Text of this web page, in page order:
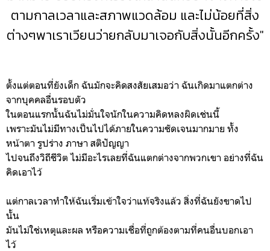
ตามกาลเวลาและสภาพแวดล้อม และไม่น้อยที่สิ่ง
ต่างๆพาเราเวียนว่ายกลับมาเจอกับสิ่งนั้นอีกครั้ง"
ตั้งแต่ตอนที่ยังเด็ก ฉันมักจะคิดสงสัยเสมอว่า ฉันเกิดมาแตกต่าง
จากบุคคลอื่นรอบตัว
ในตอนแรกนั้นฉันไม่มั่นใจนักในความคิดหลงผิดเช่นนี้
เพราะมันไม่มีทางเป็นไปได้ภายในความชัดเจนมากมาย ทั้ง
หน้าตา รูปร่าง ภาษา สติปัญญา
ไปจนถึงวิถีชีวิต ไม่มีอะไรเลยที่ฉันแตกต่างจากพวกเขา อย่างที่ฉัน
คิดเอาไว้
แต่กาลเวลาทำให้ฉันเริ่มเข้าใจว่าแท้จริงแล้ว สิ่งที่ฉันยังขาดไป
นั้น
มันไม่ใช่เหตุและผล หรือความเชื่อที่ถูกต้องตามที่คนอื่นบอกเอา
ไว้